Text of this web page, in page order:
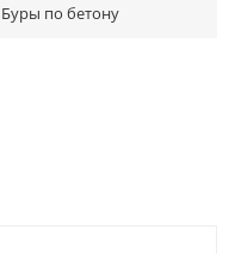
Буры по бетону